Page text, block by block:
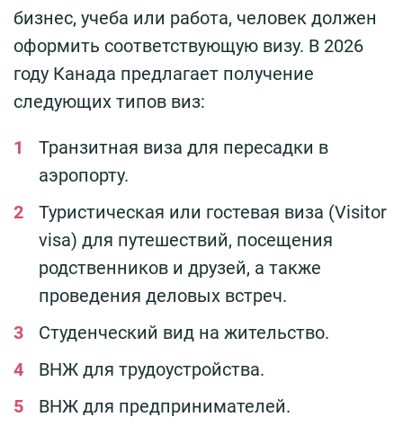
бизнес, учеба или работа, человек должен
оформить соответствующую визу. В 2026
году Канада предлагает получение
следующих типов виз:
Транзитная виза для пересадки в
аэропорту.
Туристическая или гостевая виза (Visitor
visa) для путешествий, посещения
родственников и друзей, а также
проведения деловых встреч.
Студенческий вид на жительство.
ВНЖ для трудоустройства.
ВНЖ для предпринимателей.